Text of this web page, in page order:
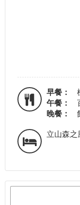
早餐：
午餐：
晚餐：
立山森之